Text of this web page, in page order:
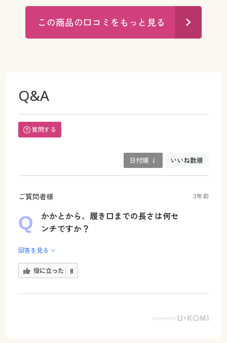
この商品の口コミをもっと見る
Q&A
質問する
日付順 ↓ いいね数順
ご質問者様 3年前
かかとから、履き口までの長さは何セ
ンチですか？
回答を見る
役に立った 8